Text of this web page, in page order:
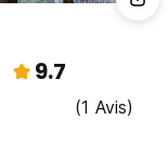
9.7
(1 Avis)